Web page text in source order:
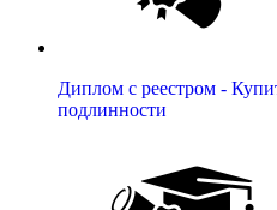
Диплом с реестром -
подлинности